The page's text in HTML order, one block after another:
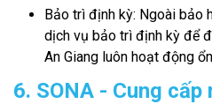
Bảo trì định kỳ: Ngoài bảo
dịch vụ bảo trì định kỳ để
An Giang luôn hoạt động
6. SONA - Cung cấp